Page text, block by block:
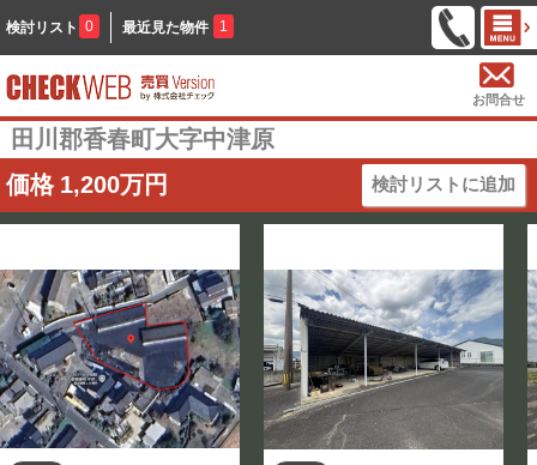
検討リスト 0 最近見た物件 1
お問合せ
田川郡香春町大字中津原
価格 1,200万円 検討リストに追加